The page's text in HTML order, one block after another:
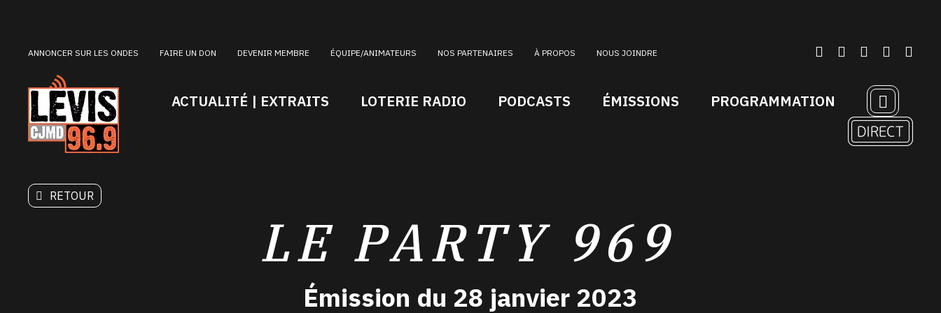
ANNONCER SUR LES ONDES FAIRE UN DON DEVENIR MEMBRE ÉQUIPE/ANIMATEURS NOS PARTENAIRES À PROPOS NOUS JOINDRE
ACTUALITÉ | EXTRAITS LOTERIE RADIO PODCASTS ÉMISSIONS PROGRAMMATION
RETOUR
LE PARTY 969
Émission du 28 janvier 2023